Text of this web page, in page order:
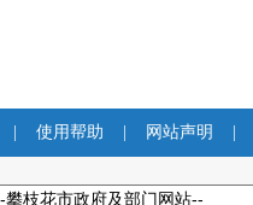
使用帮助 网站声明